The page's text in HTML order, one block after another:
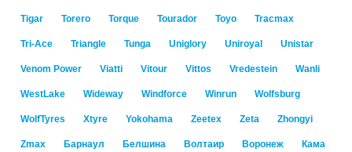
Tigar Torero Torque Tourador Toyo Tracmax
Tri-Ace Triangle Tunga Uniglory Uniroyal Unistar
Venom Power Viatti Vitour Vittos Vredestein Wanli
WestLake Wideway Windforce Winrun Wolfsburg
WolfTyres Xtyre Yokohama Zeetex Zeta Zhongyi
Zmax Барнаул Белшина Волтаир Воронеж Кама